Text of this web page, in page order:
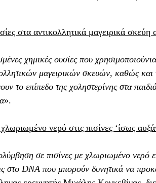
στα αντικολλητικά μαγειρικά σκεύη
χημικές ουσίες που
μαγειρικών σκευών, καθώς
το επίπεδο της χοληστερίνης στα
».
νερό στις πισίνες ‘ίσως
σε πισίνες με χλωριωμένο νερό
στο DNA που μπορούν δυνητικά να